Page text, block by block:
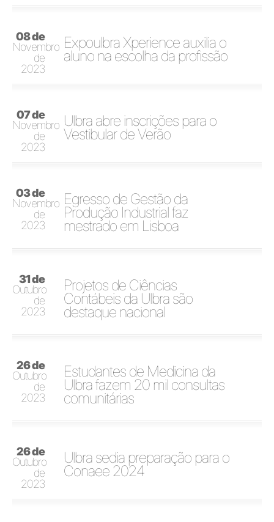
08 de
Novembro
de
2023
Expoulbra Xperience auxilia o
aluno na escolha da profissão
07 de
Novembro
de
2023
Ulbra abre inscrições para o
Vestibular de Verão
03 de
Novembro
de
2023
Egresso de Gestão da
Produção Industrial faz
mestrado em Lisboa
31 de
Outubro
de
2023
Projetos de Ciências
Contábeis da Ulbra são
destaque nacional
26 de
Outubro
de
2023
Estudantes de Medicina da
Ulbra fazem 20 mil consultas
comunitárias
26 de
Outubro
de
2023
Ulbra sedia preparação para o
Conaee 2024